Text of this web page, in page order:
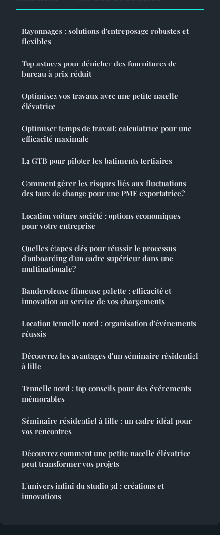
Rayonnages : solutions d'entreposage robustes et
flexibles
Top astuces pour dénicher des fournitures de
bureau à prix réduit
Optimisez vos travaux avec une petite nacelle
élévatrice
Optimiser temps de travail: calculatrice pour une
efficacité maximale
La GTB pour piloter les batiments tertiaires
Comment gérer les risques liés aux fluctuations
des taux de change pour une PME exportatrice?
Location voiture société : options économiques
pour votre entreprise
Quelles étapes clés pour réussir le processus
d'onboarding d'un cadre supérieur dans une
multinationale?
Banderoleuse filmeuse palette : efficacité et
innovation au service de vos chargements
Location tennelle nord : organisation d'événements
réussis
Découvrez les avantages d'un séminaire résidentiel
à lille
Tennelle nord : top conseils pour des événements
mémorables
Séminaire résidentiel à lille : un cadre idéal pour
vos rencontres
Découvrez comment une petite nacelle élévatrice
peut transformer vos projets
L'univers infini du studio 3d : créations et
innovations